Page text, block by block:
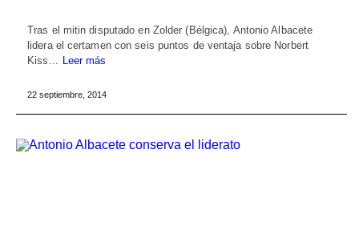
Tras el mitin disputado en Zolder (Bélgica), Antonio Albacete
lidera el certamen con seis puntos de ventaja sobre Norbert
Kiss… Leer más
22 septiembre, 2014